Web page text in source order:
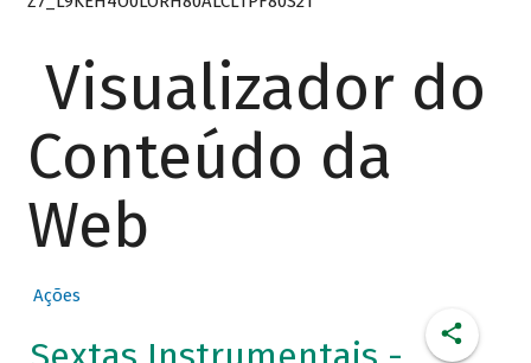
Visualizador do
Conteúdo da
Web
Ações